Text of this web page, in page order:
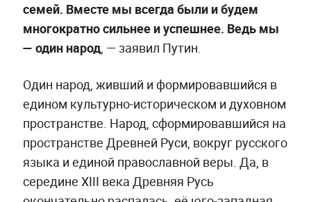
семей. Вместе мы всегда были и будем
многократно сильнее и успешнее. Ведь мы
— один народ, — заявил Путин.
Один народ, живший и формировавшийся в
едином культурно-историческом и духовном
пространстве. Народ, сформировавшийся на
пространстве Древней Руси, вокруг русского
языка и единой православной веры. Да, в
середине XIII века Древняя Русь